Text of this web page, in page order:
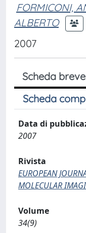
FORMICONI,
ALBERTO
2007
Scheda breve
Scheda
Data di
2007
Rivista
EUROPEAN
MOLECULAR
Volume
34(9)